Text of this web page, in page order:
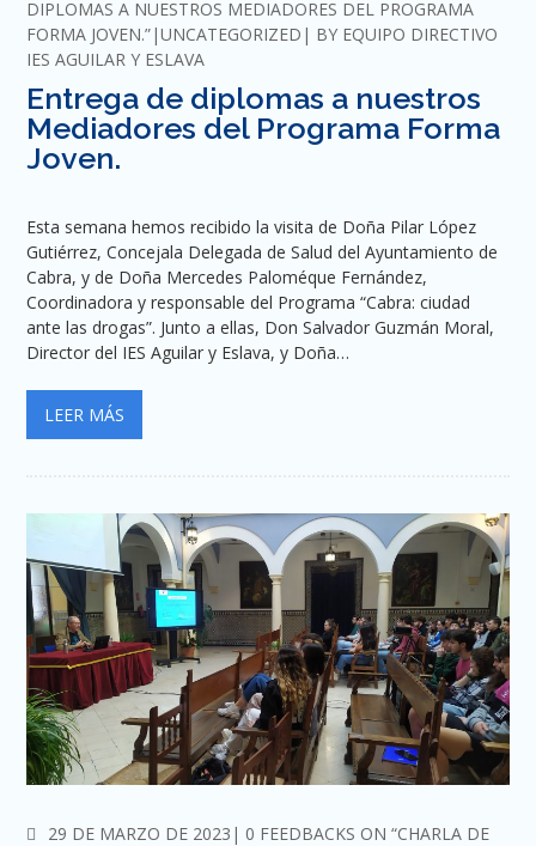
DIPLOMAS A NUESTROS MEDIADORES DEL PROGRAMA
FORMA JOVEN.” UNCATEGORIZED BY EQUIPO DIRECTIVO
IES AGUILAR Y ESLAVA
Entrega de diplomas a nuestros
Mediadores del Programa Forma
Joven.
Esta semana hemos recibido la visita de Doña Pilar López
Gutiérrez, Concejala Delegada de Salud del Ayuntamiento de
Cabra, y de Doña Mercedes Paloméque Fernández,
Coordinadora y responsable del Programa “Cabra: ciudad
ante las drogas”. Junto a ellas, Don Salvador Guzmán Moral,
Director del IES Aguilar y Eslava, y Doña…
LEER MÁS
29 DE MARZO DE 2023 COMMENTS
0 FEEDBACKS ON “CHARLA DE